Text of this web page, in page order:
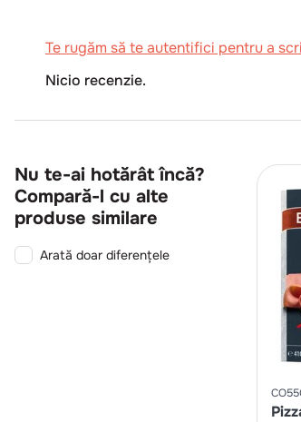
Te rugăm să te autentifici pentru a
Nicio recenzie.
Nu te-ai hotărât încă?
Compară-l cu alte
produse similare
Arată doar diferențele